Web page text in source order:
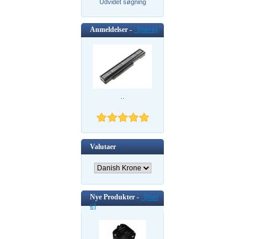
Udvidet søgning
Anmeldelser - [mere]
Valutaer
Nye Produkter -
[mer
e]